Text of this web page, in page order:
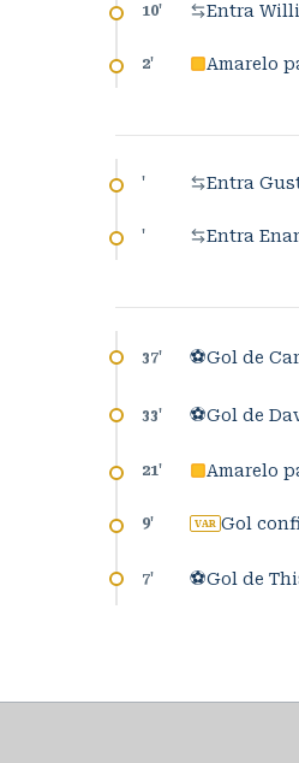
10' Entra
2' Amarelo
' Entra
' Entra
37' ⚽Gol de
33' ⚽Gol de
21' Amarelo
9' VAR Gol
7' ⚽Gol de